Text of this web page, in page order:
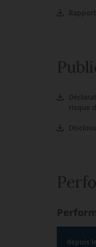
risque
depuis